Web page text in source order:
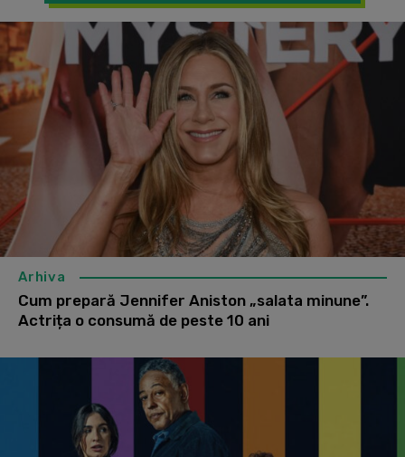
Arhiva
Cum prepară Jennifer Aniston „salata minune”.
Actrița o consumă de peste 10 ani